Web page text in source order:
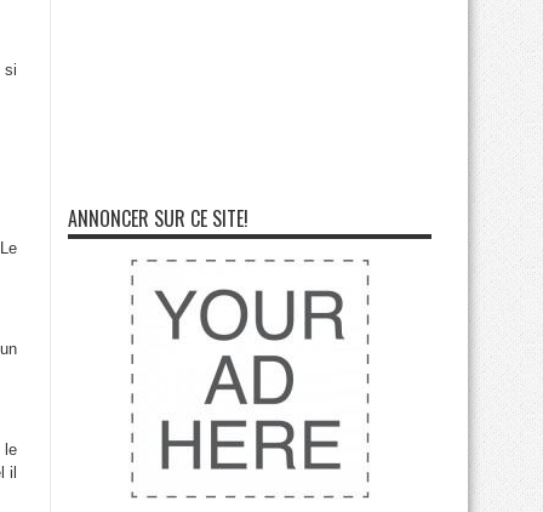
si
le
il
ANNONCER SUR CE SITE!